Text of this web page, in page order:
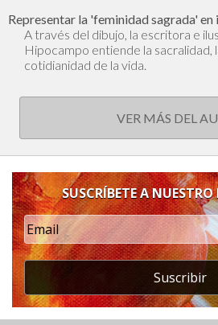
Representar la 'feminidad sagrada' en
A través del dibujo, la escritora e
Hipocampo entiende la sacralidad,
cotidianidad de la vida.
VER MÁS DEL
SUSCRÍBETE A NUESTRO
Suscribir